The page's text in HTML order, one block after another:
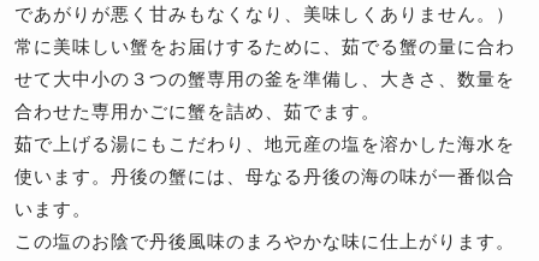
であがりが悪く甘みもなくなり、美味しくありません。）
常に美味しい蟹をお届けするために、茹でる蟹の量に合わ
せて大中小の３つの蟹専用の釜を準備し、大きさ、数量を
合わせた専用かごに蟹を詰め、茹でます。
茹で上げる湯にもこだわり、地元産の塩を溶かした海水を
使います。丹後の蟹には、母なる丹後の海の味が一番似合
います。
この塩のお陰で丹後風味のまろやかな味に仕上がります。